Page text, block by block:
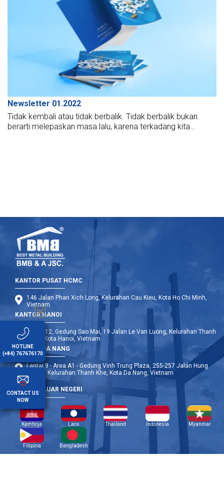
Newsletter 01.2022
Tidak kembali atau tidak berbalik. Tidak berbalik bukan
berarti melepaskan masa lalu, karena terkadang kita
KANTOR PUSAT HCMC
146 Jalan Phan Xich Long, Kelurahan Cau Kieu, Kota Ho Chi Minh,
Vietnam
KANTOR HANOI
Lantai 12, Gedung Sao Mai, 19 Jalan Le Van Luong, Kelurahan Thanh
Xuan, Kota Hanoi, Vietnam
KANTOR DA NANG
Lantai 9 - Area A1 - Gedung Vinh Trung Plaza, 255-257 Jalan Hung
Vuong, Kelurahan Thanh Khe, Kota Da Nang, Vietnam
CABANG LUAR NEGERI
Kamboja Laos Thailand Indonesia Myanmar
Filipina Bangladesh
HOTLINE
(+84) 767676170
CONTACT US
NOW